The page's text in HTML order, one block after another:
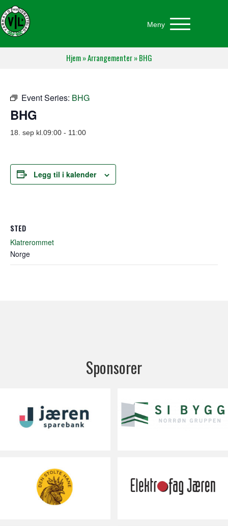
Meny
Hjem»Arrangementer»BHG
Event Series: BHG
BHG
18. sep kl.09:00 - 11:00
Legg til i kalender
STED
Klatrerommet
Norge
Sponsorer